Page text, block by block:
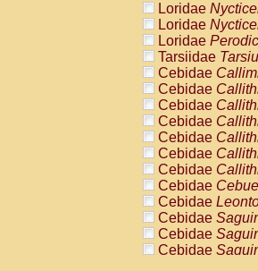
Loridae
Loridae
Loridae
Tarsiidae
Cebidae
Cebidae
Cebidae
Cebidae
Cebidae
Cebidae
Cebidae
Cebidae
Cebidae
Cebidae
Cebidae
Cebidae